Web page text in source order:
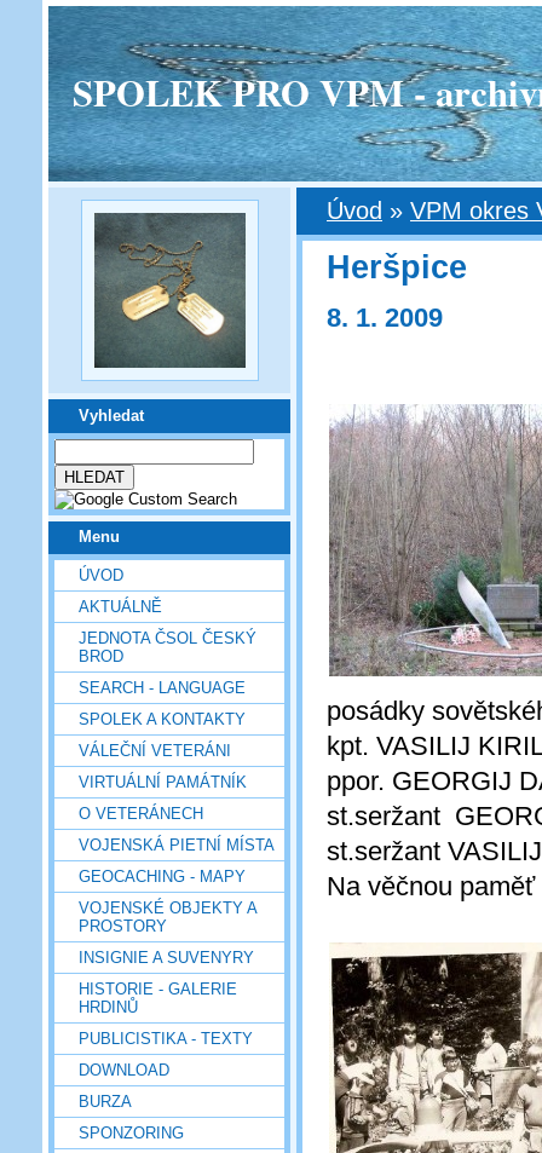
SPOLEK PRO VPM -
Vyhledat
Menu
ÚVOD
AKTUÁLNĚ
JEDNOTA ČSOL ČESKÝ
BROD
SEARCH - LANGUAGE
SPOLEK A KONTAKTY
VÁLEČNÍ VETERÁNI
VIRTUÁLNÍ PAMÁTNÍK
O VETERÁNECH
VOJENSKÁ PIETNÍ MÍSTA
GEOCACHING - MAPY
VOJENSKÉ OBJEKTY A
PROSTORY
INSIGNIE A SUVENYRY
HISTORIE - GALERIE
HRDINŮ
PUBLICISTIKA - TEXTY
DOWNLOAD
BURZA
SPONZORING
Úvod » VPM okres
Heršpice
8. 1. 2009
posádky
kpt. VASILIJ
ppor. GEORGIJ
st.seržant
st.seržant
Na věčnou